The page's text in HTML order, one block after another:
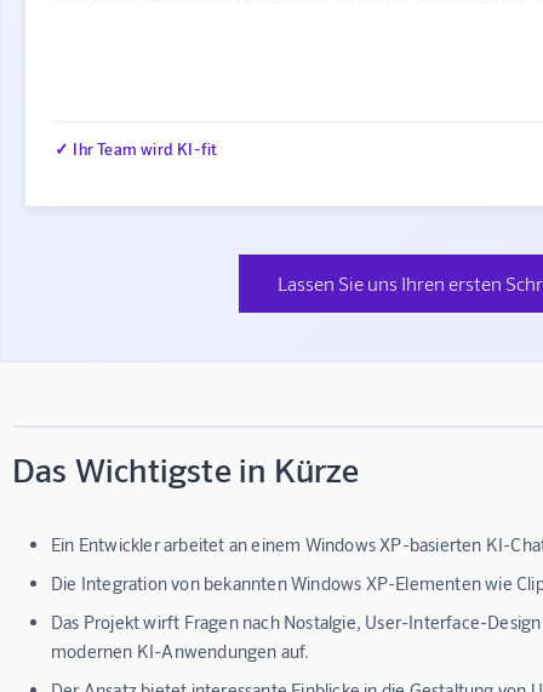
✓ Ihr Team wird KI-fit
Lassen Sie uns Ihren ersten
Das Wichtigste in Kürze
Ein Entwickler arbeitet an einem Windows XP-basierten KI-
Die Integration von bekannten Windows XP-Elementen wie
Das Projekt wirft Fragen nach Nostalgie, User-Interface-
modernen KI-Anwendungen auf.